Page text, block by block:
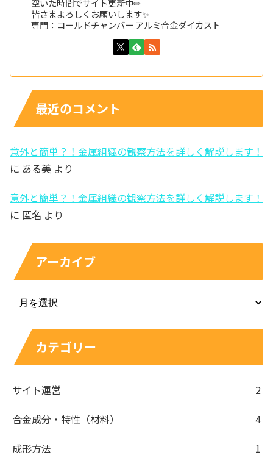
空いた時間でサイト更新中✏
皆さまよろしくお願いします✨
専門：コールドチャンバー アルミ合金ダイカスト
最近のコメント
意外と簡単？！金属組織の観察方法を詳しく解説します！
に ある美 より
意外と簡単？！金属組織の観察方法を詳しく解説します！
に 匿名 より
アーカイブ
カテゴリー
サイト運営
2
合金成分・特性（材料）
4
成形方法
1